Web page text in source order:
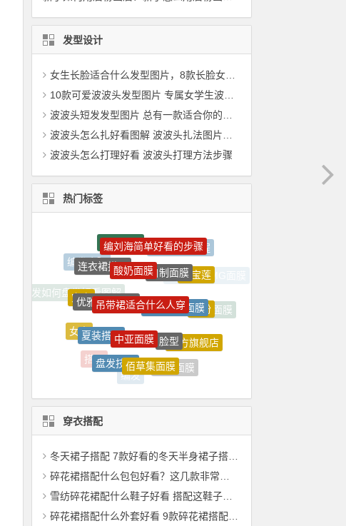
发型设计
女生长脸适合什么发型图片，8款长脸女生适合的发型
10款可爱波波头发型图片 专属女学生波波头发型
波波头短发发型图片 总有一款适合你的短发波波头
波波头怎么扎好看图解 波波头扎法图片大全
波波头怎么打理好看 波波头打理方法步骤
热门标签
连衣裙搭配
酸奶面膜自制面膜
美宝莲
穿衣
优雅盘发图解
吊带裙适合什么人穿
男士美白面膜
眉粉
欧美面膜
祛痘面膜
女人
夏装搭配中亚面膜
脸型
官方旗舰店
吊带裙怎么搭配上衣
保湿面膜
搭配
盘发技巧佰草集面膜
美白面膜
发型
相宜本草
编发
穿衣搭配
冬天裙子搭配 7款好看的冬天半身裙子搭配上衣，如羽绒服
碎花裙搭配什么包包好看？这几款非常适合百搭
雪纺碎花裙配什么鞋子好看 搭配这鞋子回头率100%
碎花裙搭配什么外套好看 9款碎花裙搭配案例分享